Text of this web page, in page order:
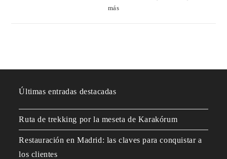
más
Últimas entradas destacadas
Ruta de trekking por la meseta de Karakórum
Restauración en Madrid: las claves para conquistar a
los clientes